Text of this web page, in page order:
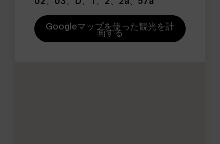
Googleマップを使った観光を計
画する